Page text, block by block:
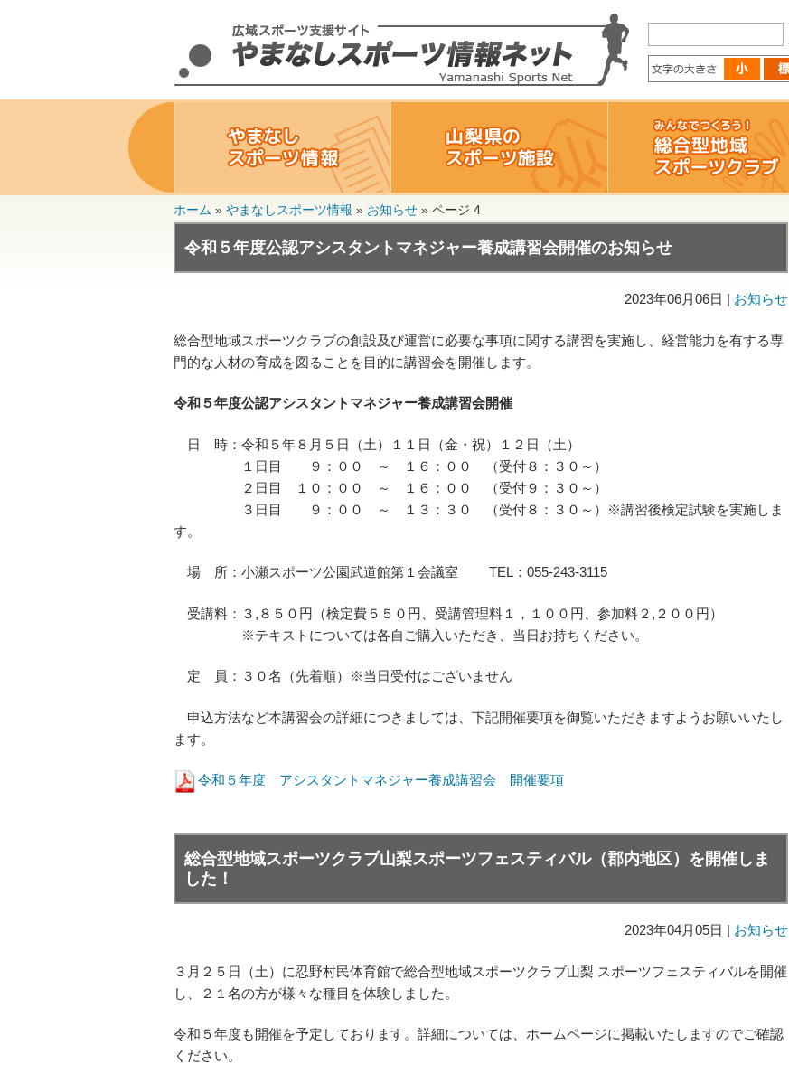
ホーム » やまなしスポーツ情報 » お知らせ » ページ 4
令和５年度公認アシスタントマネジャー養成講習会開催のお知らせ
2023年06月06日 | お知らせ
総合型地域スポーツクラブの創設及び運営に必要な事項に関する講習を実施し、経営能力を有する専
門的な人材の育成を図ることを目的に講習会を開催します。
令和５年度公認アシスタントマネジャー養成講習会開催
日 時：令和５年８月５日（土）１１日（金・祝）１２日（土）
１日目 ９：００ ～ １６：００ （受付８：３０～）
２日目 １０：００ ～ １６：００ （受付９：３０～）
３日目 ９：００ ～ １３：３０ （受付８：３０～）※講習後検定試験を実施しま
す。
場 所：小瀬スポーツ公園武道館第１会議室 TEL：055-243-3115
受講料：３,８５０円（検定費５５０円、受講管理料１，１００円、参加料２,２００円）
※テキストについては各自ご購入いただき、当日お持ちください。
定 員：３０名（先着順）※当日受付はございません
申込方法など本講習会の詳細につきましては、下記開催要項を御覧いただきますようお願いいたし
ます。
令和５年度 アシスタントマネジャー養成講習会 開催要項
総合型地域スポーツクラブ山梨スポーツフェスティバル（郡内地区）を開催しま
した！
2023年04月05日 | お知らせ
３月２５日（土）に忍野村民体育館で総合型地域スポーツクラブ山梨 スポーツフェスティバルを開催
し、２１名の方が様々な種目を体験しました。
令和５年度も開催を予定しております。詳細については、ホームページに掲載いたしますのでご確認
ください。